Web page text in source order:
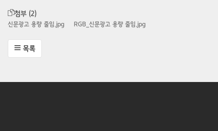
첨부 (2)
신문광고 용량 줄임.jpg RGB_신문광고 용량 줄임.jpg
목록